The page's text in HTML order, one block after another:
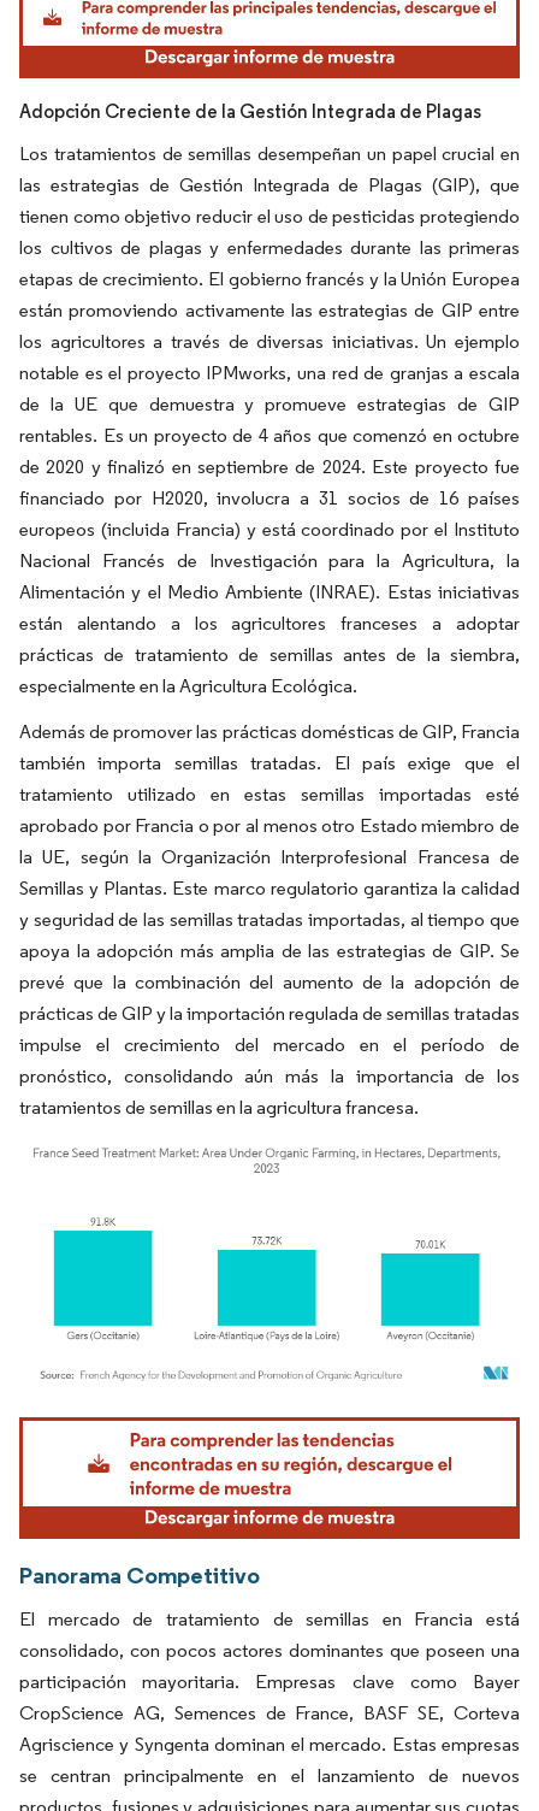
Adopción Creciente de la Gestión Integrada de Plagas
Los tratamientos de semillas desempeñan un papel crucial en
las estrategias de Gestión Integrada de Plagas (GIP), que
tienen como objetivo reducir el uso de pesticidas protegiendo
los cultivos de plagas y enfermedades durante las primeras
etapas de crecimiento. El gobierno francés y la Unión Europea
están promoviendo activamente las estrategias de GIP entre
los agricultores a través de diversas iniciativas. Un ejemplo
notable es el proyecto IPMworks, una red de granjas a escala
de la UE que demuestra y promueve estrategias de GIP
rentables. Es un proyecto de 4 años que comenzó en octubre
de 2020 y finalizó en septiembre de 2024. Este proyecto fue
financiado por H2020, involucra a 31 socios de 16 países
europeos (incluida Francia) y está coordinado por el Instituto
Nacional Francés de Investigación para la Agricultura, la
Alimentación y el Medio Ambiente (INRAE). Estas iniciativas
están alentando a los agricultores franceses a adoptar
prácticas de tratamiento de semillas antes de la siembra,
especialmente en la Agricultura Ecológica.
Además de promover las prácticas domésticas de GIP, Francia
también importa semillas tratadas. El país exige que el
tratamiento utilizado en estas semillas importadas esté
aprobado por Francia o por al menos otro Estado miembro de
la UE, según la Organización Interprofesional Francesa de
Semillas y Plantas. Este marco regulatorio garantiza la calidad
y seguridad de las semillas tratadas importadas, al tiempo que
apoya la adopción más amplia de las estrategias de GIP. Se
prevé que la combinación del aumento de la adopción de
prácticas de GIP y la importación regulada de semillas tratadas
impulse el crecimiento del mercado en el período de
pronóstico, consolidando aún más la importancia de los
tratamientos de semillas en la agricultura francesa.
Imagen © Mordor Intelligence. El uso requiere atribución según CC BY 4.0.
Panorama Competitivo
El mercado de tratamiento de semillas en Francia está
consolidado, con pocos actores dominantes que poseen una
participación mayoritaria. Empresas clave como Bayer
CropScience AG, Semences de France, BASF SE, Corteva
Agriscience y Syngenta dominan el mercado. Estas empresas
se centran principalmente en el lanzamiento de nuevos